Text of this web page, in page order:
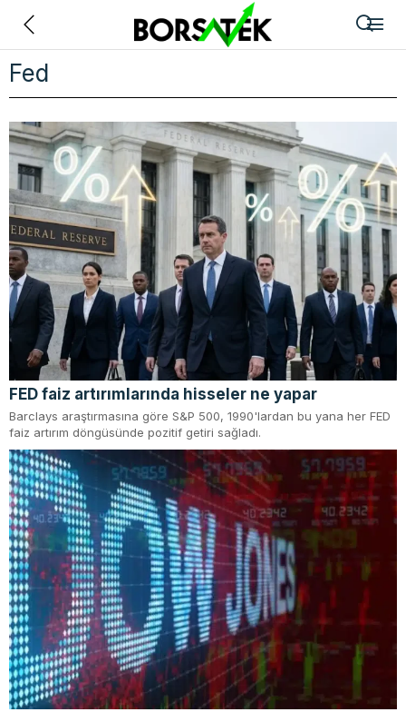
Fed
FED faiz artırımlarında hisseler ne yapar
Barclays araştırmasına göre S&P 500, 1990'lardan bu yana her FED
faiz artırım döngüsünde pozitif getiri sağladı.